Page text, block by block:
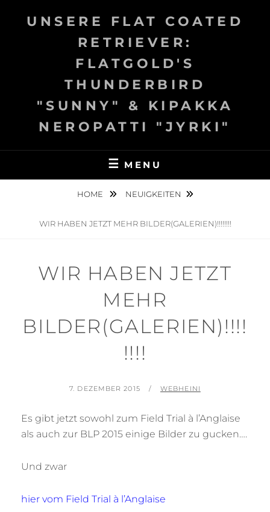
UNSERE FLAT COATED
RETRIEVER:
FLATGOLD'S
THUNDERBIRD
"SUNNY" & KIPAKKA
NEROPATTI "JYRKI"
MENU
HOME NEUIGKEITEN
WIR HABEN JETZT MEHR BILDER(GALERIEN)!!!!!!!!
WIR HABEN JETZT
MEHR
BILDER(GALERIEN)!!!!
!!!!
POSTED
7. DEZEMBER 2015 BY
WEBHEINI
Es gibt jetzt sowohl zum Field Trial à l’Anglaise
als auch zur BLP 2015 einige Bilder zu gucken….
Und zwar
hier vom Field Trial à l’Anglaise